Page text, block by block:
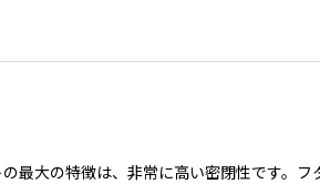
最大の特徴は、非常に高い密閉性です。